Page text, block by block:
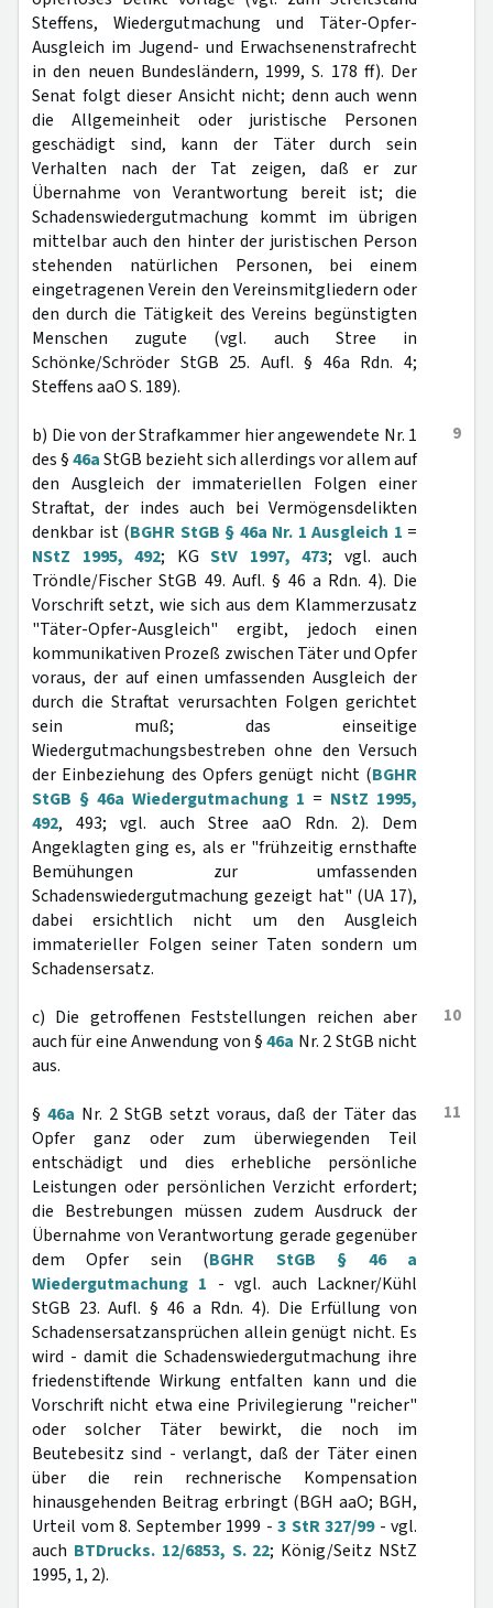
Steffens, Wiedergutmachung und Täter-Opfer-
Ausgleich im Jugend- und Erwachsenenstrafrecht
in den neuen Bundesländern, 1999, S. 178 ff). Der
Senat folgt dieser Ansicht nicht; denn auch wenn
die Allgemeinheit oder juristische Personen
geschädigt sind, kann der Täter durch sein
Verhalten nach der Tat zeigen, daß er zur
Übernahme von Verantwortung bereit ist; die
Schadenswiedergutmachung kommt im übrigen
mittelbar auch den hinter der juristischen Person
stehenden natürlichen Personen, bei einem
eingetragenen Verein den Vereinsmitgliedern oder
den durch die Tätigkeit des Vereins begünstigten
Menschen zugute (vgl. auch Stree in
Schönke/Schröder StGB 25. Aufl. § 46a Rdn. 4;
Steffens aaO S. 189).
9
b) Die von der Strafkammer hier angewendete Nr. 1
des §46aStGB bezieht sich allerdings vor allem auf
den Ausgleich der immateriellen Folgen einer
Straftat, der indes auch bei Vermögensdelikten
denkbar ist (BGHR StGB § 46a Nr. 1 Ausgleich 1 =
NStZ 1995, 492; KG StV 1997, 473; vgl. auch
Tröndle/Fischer StGB 49. Aufl. § 46 a Rdn. 4). Die
Vorschrift setzt, wie sich aus dem Klammerzusatz
"Täter-Opfer-Ausgleich" ergibt, jedoch einen
kommunikativen Prozeß zwischen Täter und Opfer
voraus, der auf einen umfassenden Ausgleich der
durch die Straftat verursachten Folgen gerichtet
sein muß; das einseitige
Wiedergutmachungsbestreben ohne den Versuch
der Einbeziehung des Opfers genügt nicht (BGHR
StGB § 46a Wiedergutmachung 1 = NStZ 1995,
492, 493; vgl. auch Stree aaO Rdn. 2). Dem
Angeklagten ging es, als er "frühzeitig ernsthafte
Bemühungen zur umfassenden
Schadenswiedergutmachung gezeigt hat" (UA 17),
dabei ersichtlich nicht um den Ausgleich
immaterieller Folgen seiner Taten sondern um
Schadensersatz.
10
c) Die getroffenen Feststellungen reichen aber
auch für eine Anwendung von §46a Nr. 2 StGB nicht
aus.
11
§ 46a Nr. 2 StGB setzt voraus, daß der Täter das
Opfer ganz oder zum überwiegenden Teil
entschädigt und dies erhebliche persönliche
Leistungen oder persönlichen Verzicht erfordert;
die Bestrebungen müssen zudem Ausdruck der
Übernahme von Verantwortung gerade gegenüber
dem Opfer sein (BGHR StGB § 46 a
Wiedergutmachung 1 - vgl. auch Lackner/Kühl
StGB 23. Aufl. § 46 a Rdn. 4). Die Erfüllung von
Schadensersatzansprüchen allein genügt nicht. Es
wird - damit die Schadenswiedergutmachung ihre
friedenstiftende Wirkung entfalten kann und die
Vorschrift nicht etwa eine Privilegierung "reicher"
oder solcher Täter bewirkt, die noch im
Beutebesitz sind - verlangt, daß der Täter einen
über die rein rechnerische Kompensation
hinausgehenden Beitrag erbringt (BGH aaO; BGH,
Urteil vom 8. September 1999 - 3 StR 327/99- vgl.
auch BTDrucks. 12/6853, S. 22; König/Seitz NStZ
1995, 1, 2).